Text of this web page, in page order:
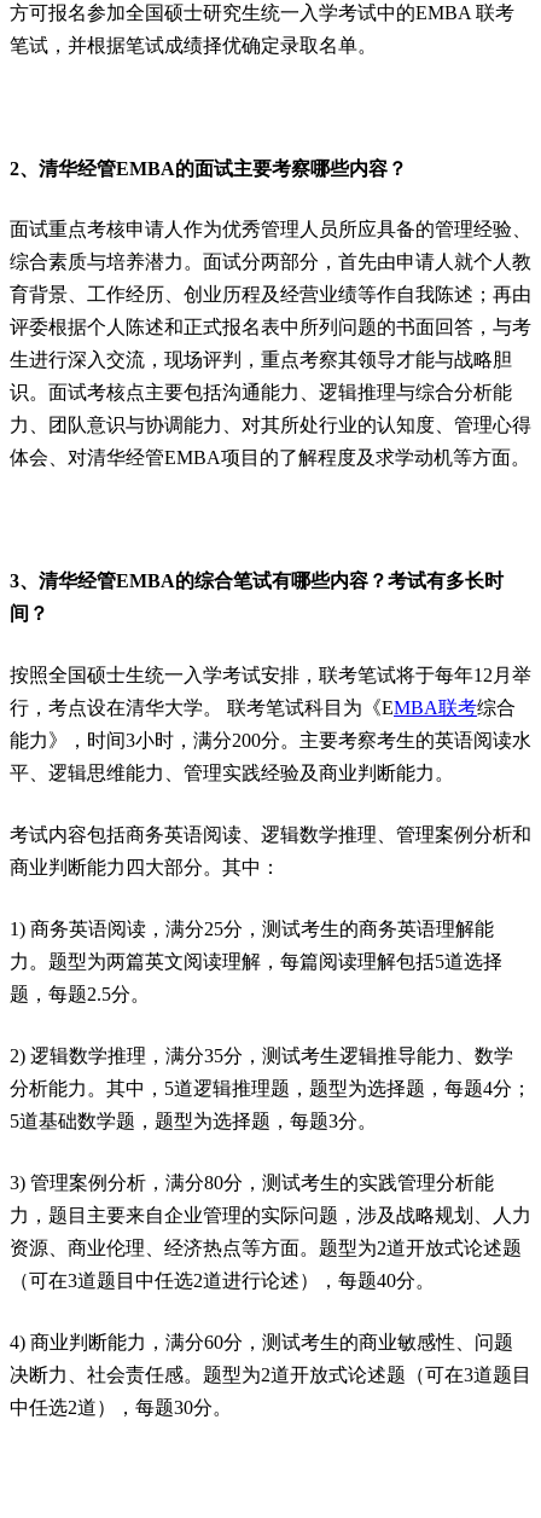
方可报名参加全国硕士研究生统一入学考试中的EMBA 联考
笔试，并根据笔试成绩择优确定录取名单。
2、清华经管EMBA的面试主要考察哪些内容？
面试重点考核申请人作为优秀管理人员所应具备的管理经验、
综合素质与培养潜力。面试分两部分，首先由申请人就个人教
育背景、工作经历、创业历程及经营业绩等作自我陈述；再由
评委根据个人陈述和正式报名表中所列问题的书面回答，与考
生进行深入交流，现场评判，重点考察其领导才能与战略胆
识。面试考核点主要包括沟通能力、逻辑推理与综合分析能
力、团队意识与协调能力、对其所处行业的认知度、管理心得
体会、对清华经管EMBA项目的了解程度及求学动机等方面。
3、清华经管EMBA的综合笔试有哪些内容？考试有多长时
间？
按照全国硕士生统一入学考试安排，联考笔试将于每年12月举
行，考点设在清华大学。 联考笔试科目为《EMBA联考综合
能力》，时间3小时，满分200分。主要考察考生的英语阅读水
平、逻辑思维能力、管理实践经验及商业判断能力。
考试内容包括商务英语阅读、逻辑数学推理、管理案例分析和
商业判断能力四大部分。其中：
1) 商务英语阅读，满分25分，测试考生的商务英语理解能
力。题型为两篇英文阅读理解，每篇阅读理解包括5道选择
题，每题2.5分。
2) 逻辑数学推理，满分35分，测试考生逻辑推导能力、数学
分析能力。其中，5道逻辑推理题，题型为选择题，每题4分；
5道基础数学题，题型为选择题，每题3分。
3) 管理案例分析，满分80分，测试考生的实践管理分析能
力，题目主要来自企业管理的实际问题，涉及战略规划、人力
资源、商业伦理、经济热点等方面。题型为2道开放式论述题
（可在3道题目中任选2道进行论述），每题40分。
4) 商业判断能力，满分60分，测试考生的商业敏感性、问题
决断力、社会责任感。题型为2道开放式论述题（可在3道题目
中任选2道），每题30分。